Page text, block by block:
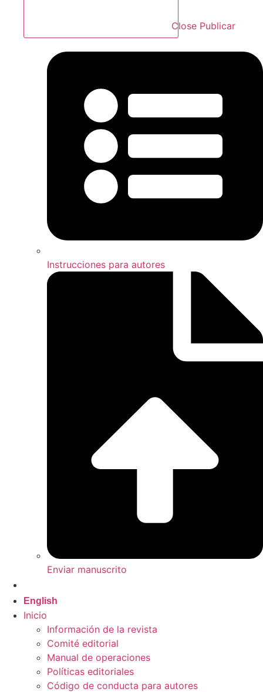
Close Publicar
Instrucciones para autores
Enviar manuscrito
English
Inicio
Información de la revista
Comité editorial
Manual de operaciones
Políticas editoriales
Código de conducta para autores